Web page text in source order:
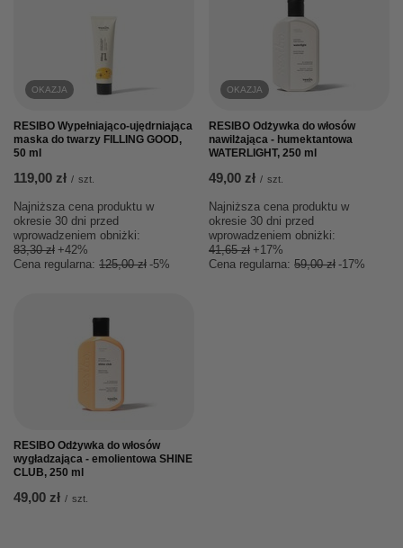
OKAZJA
RESIBO Wypełniająco-ujędrniająca
maska do twarzy FILLING GOOD,
50 ml
119,00 zł / szt.
Najniższa cena produktu w
okresie 30 dni przed
wprowadzeniem obniżki:
83,30 zł +42%
Cena regularna: 125,00 zł -5%
OKAZJA
RESIBO Odżywka do włosów
nawilżająca - humektantowa
WATERLIGHT, 250 ml
49,00 zł / szt.
Najniższa cena produktu w
okresie 30 dni przed
wprowadzeniem obniżki:
41,65 zł +17%
Cena regularna: 59,00 zł -17%
RESIBO Odżywka do włosów
wygładzająca - emolientowa SHINE
CLUB, 250 ml
49,00 zł / szt.